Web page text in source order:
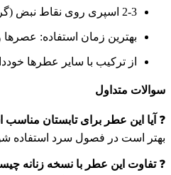
2-3 اسپری روی نقاط نبض (گردن، مچ دست)
بهترین زمان استفاده:
از ترکیب با سایر عطرها
سوالات متداول
❓ آیا این عطر برای تابستان
بهتر است در فصول سرد استفاده
❓تفاوت این عطر با نسخه زنانه